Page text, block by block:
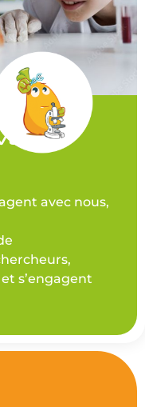
avec nous,
s’engagent